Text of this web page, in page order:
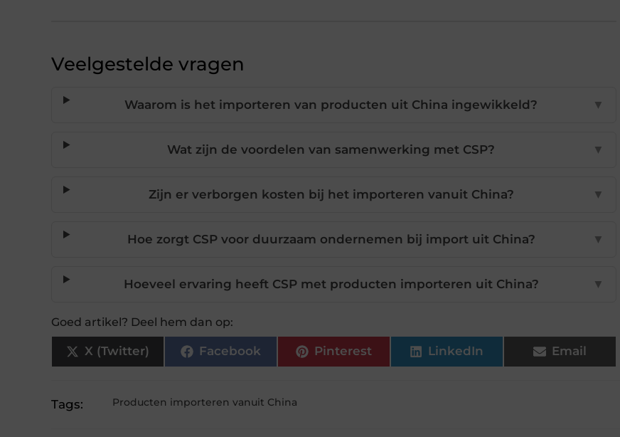
Veelgestelde vragen
Waarom is het importeren van producten uit China ingewikkeld? ▼
Wat zijn de voordelen van samenwerking met CSP? ▼
Zijn er verborgen kosten bij het importeren vanuit China? ▼
Hoe zorgt CSP voor duurzaam ondernemen bij import uit China? ▼
Hoeveel ervaring heeft CSP met producten importeren uit China? ▼
Goed artikel? Deel hem dan op:
X (Twitter) Facebook Pinterest LinkedIn Email
Tags: Producten importeren vanuit China